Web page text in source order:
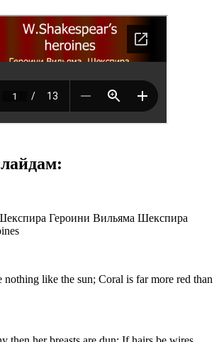
Героини Вильяма Шекспира
nothing like the sun; Coral is far more red than